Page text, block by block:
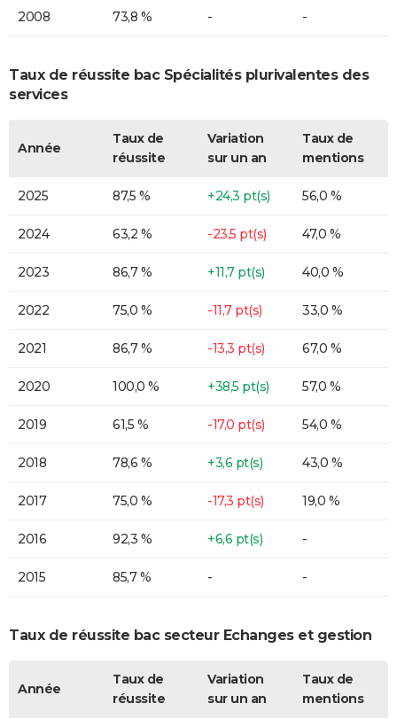
2008 73,8 % - -
Taux de réussite bac Spécialités plurivalentes des
services
Année
Taux de
réussite
Variation
sur un an
Taux de
mentions
2025 87,5 % +24,3 pt(s) 56,0 %
2024 63,2 % -23,5 pt(s) 47,0 %
2023 86,7 % +11,7 pt(s) 40,0 %
2022 75,0 % -11,7 pt(s) 33,0 %
2021 86,7 % -13,3 pt(s) 67,0 %
2020 100,0 % +38,5 pt(s) 57,0 %
2019 61,5 % -17,0 pt(s) 54,0 %
2018 78,6 % +3,6 pt(s) 43,0 %
2017 75,0 % -17,3 pt(s) 19,0 %
2016 92,3 % +6,6 pt(s) -
2015 85,7 % - -
Taux de réussite bac secteur Echanges et gestion
Année
Taux de
réussite
Variation
sur un an
Taux de
mentions